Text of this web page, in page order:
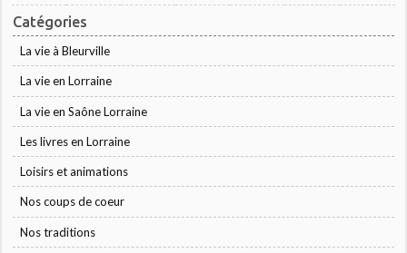
Catégories
La vie à Bleurville
La vie en Lorraine
La vie en Saône Lorraine
Les livres en Lorraine
Loisirs et animations
Nos coups de coeur
Nos traditions